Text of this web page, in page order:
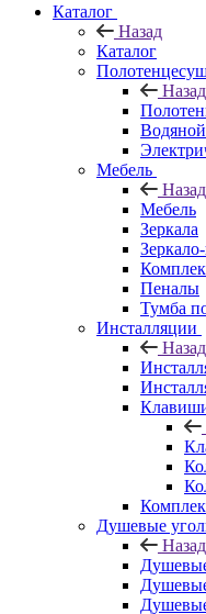
Каталог
Назад
Каталог
Назад
Мебель
Назад
Мебель
Зеркала
Пеналы
Тумба
Инсталляции
Назад
Душевые
Назад